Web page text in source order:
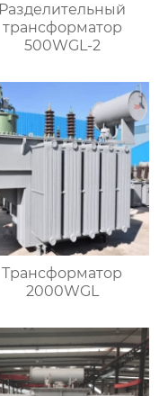
Разделительный
трансформатор
500WGL-2
Трансформатор
2000WGL